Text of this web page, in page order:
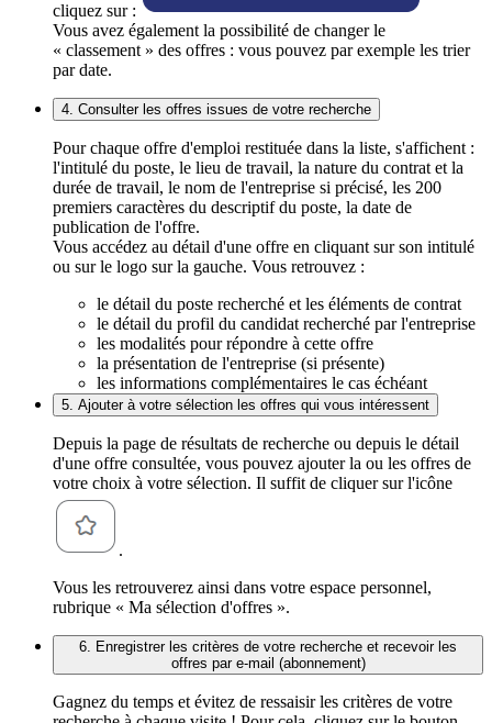
cliquez sur :
Vous avez également la possibilité de changer le
« classement » des offres : vous pouvez par exemple les trier
par date.
4. Consulter les offres issues de votre recherche
Pour chaque offre d'emploi restituée dans la liste, s'affichent :
l'intitulé du poste, le lieu de travail, la nature du contrat et la
durée de travail, le nom de l'entreprise si précisé, les 200
premiers caractères du descriptif du poste, la date de
publication de l'offre.
Vous accédez au détail d'une offre en cliquant sur son intitulé
ou sur le logo sur la gauche. Vous retrouvez :
le détail du poste recherché et les éléments de contrat
le détail du profil du candidat recherché par l'entreprise
les modalités pour répondre à cette offre
la présentation de l'entreprise (si présente)
les informations complémentaires le cas échéant
5. Ajouter à votre sélection les offres qui vous intéressent
Depuis la page de résultats de recherche ou depuis le détail
d'une offre consultée, vous pouvez ajouter la ou les offres de
votre choix à votre sélection. Il suffit de cliquer sur l'icône
.
Vous les retrouverez ainsi dans votre espace personnel,
rubrique « Ma sélection d'offres ».
6. Enregistrer les critères de votre recherche et recevoir les
offres par e-mail (abonnement)
Gagnez du temps et évitez de ressaisir les critères de votre